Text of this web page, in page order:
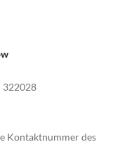
322028
Kontaktnummer des